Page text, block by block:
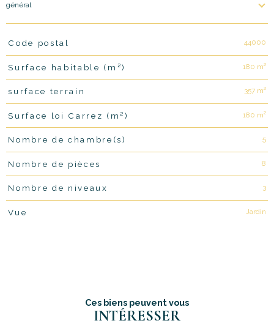
général
TRAD_PAMPERO_Caracteristique
Code postal 44000
Surface habitable (m²) 180 m²
surface terrain 357 m²
Surface loi Carrez (m²) 180 m²
Nombre de chambre(s) 5
Nombre de pièces 8
Nombre de niveaux 3
Vue Jardin
Ces biens peuvent vous
INTÉRESSER